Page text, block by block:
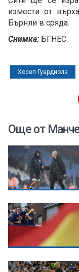
измести от
Бърнли в сряда.
Снимка: БГНЕС
Хосеп Гуардиола
Още от